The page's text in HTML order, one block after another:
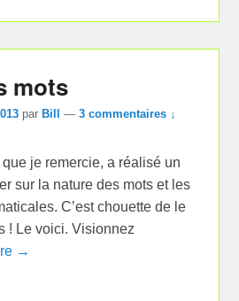
mots
par Bill —3 commentaires ↓
je remercie, a réalisé un
sur la nature des mots et les
C’est chouette de le
! Le voici. Visionnez
→